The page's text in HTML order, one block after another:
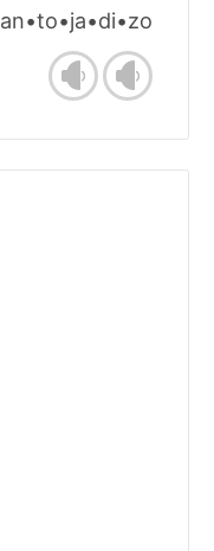
an•to•ja•di•zo